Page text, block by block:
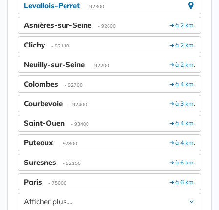
Levallois-Perret - 92300
➔ à 2 km.
Asnières-sur-Seine - 92600
➔ à 2 km.
Clichy - 92110
➔ à 2 km.
Neuilly-sur-Seine - 92200
➔ à 4 km.
Colombes - 92700
➔ à 3 km.
Courbevoie - 92400
➔ à 4 km.
Saint-Ouen - 93400
➔ à 4 km.
Puteaux - 92800
➔ à 6 km.
Suresnes - 92150
➔ à 6 km.
Paris - 75000
Afficher plus....